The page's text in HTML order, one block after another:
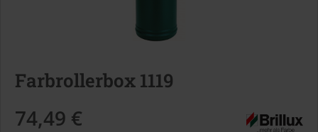
Farbrollerbox 1119
74,49 €